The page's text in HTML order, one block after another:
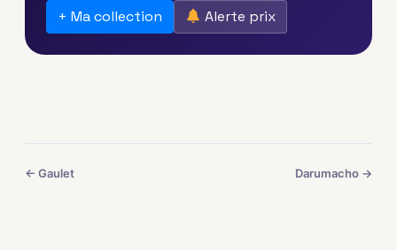
+ Ma collection Alerte prix
← Gaulet Darumacho →